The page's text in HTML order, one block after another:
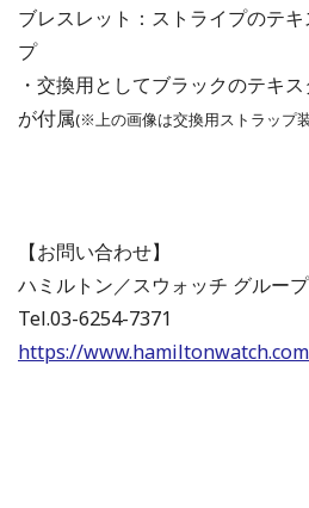
ブレスレット：ストライプのテ
プ
・交換用としてブラックのテキ
が付属(※上の画像は交換用ストラップ
【お問い合わせ】
ハミルトン／スウォッチ グルー
Tel.03-6254-7371
https://